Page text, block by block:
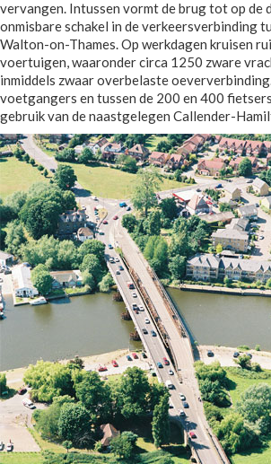
vervangen. Intussen vormt de brug tot op de
onmisbare schakel in de verkeersverbinding
Walton-on-Thames. Op werkdagen kruisen
voertuigen, waaronder circa 1250 zware
inmiddels zwaar overbelaste
voetgangers en tussen de 200 en 400
gebruik van de naastgelegen Callender-